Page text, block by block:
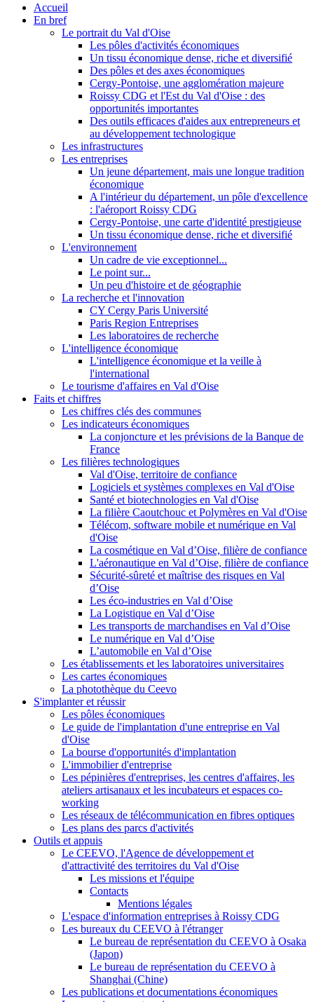
Accueil
En bref
Le portrait du Val d'Oise
Les pôles d'activités économiques
Un tissu économique dense, riche et diversifié
Des pôles et des axes économiques
Cergy-Pontoise, une agglomération majeure
Roissy CDG et l'Est du Val d'Oise : des
opportunités importantes
Des outils efficaces d'aides aux entrepreneurs et
au développement technologique
Les infrastructures
Les entreprises
Un jeune département, mais une longue tradition
économique
A l'intérieur du département, un pôle d'excellence
: l'aéroport Roissy CDG
Cergy-Pontoise, une carte d'identité prestigieuse
Un tissu économique dense, riche et diversifié
L'environnement
Un cadre de vie exceptionnel...
Le point sur...
Un peu d'histoire et de géographie
La recherche et l'innovation
CY Cergy Paris Université
Paris Region Entreprises
Les laboratoires de recherche
L'intelligence économique
L'intelligence économique et la veille à
l'international
Le tourisme d'affaires en Val d'Oise
Faits et chiffres
Les chiffres clés des communes
Les indicateurs économiques
La conjoncture et les prévisions de la Banque de
France
Les filières technologiques
Val d'Oise, territoire de confiance
Logiciels et systèmes complexes en Val d'Oise
Santé et biotechnologies en Val d'Oise
La filière Caoutchouc et Polymères en Val d'Oise
Télécom, software mobile et numérique en Val
d'Oise
La cosmétique en Val d’Oise, filière de confiance
L'aéronautique en Val d’Oise, filière de confiance
Sécurité-sûreté et maîtrise des risques en Val
d’Oise
Les éco-industries en Val d’Oise
La Logistique en Val d’Oise
Les transports de marchandises en Val d’Oise
Le numérique en Val d’Oise
L’automobile en Val d’Oise
Les établissements et les laboratoires universitaires
Les cartes économiques
La photothèque du Ceevo
S'implanter et réussir
Les pôles économiques
Le guide de l'implantation d'une entreprise en Val
d'Oise
La bourse d'opportunités d'implantation
L'immobilier d'entreprise
Les pépinières d'entreprises, les centres d'affaires, les
ateliers artisanaux et les incubateurs et espaces co-
working
Les réseaux de télécommunication en fibres optiques
Les plans des parcs d'activités
Outils et appuis
Le CEEVO, l'Agence de développement et
d'attractivité des territoires du Val d'Oise
Les missions et l'équipe
Contacts
Mentions légales
L'espace d'information entreprises à Roissy CDG
Les bureaux du CEEVO à l'étranger
Le bureau de représentation du CEEVO à Osaka
(Japon)
Le bureau de représentation du CEEVO à
Shanghai (Chine)
Les publications et documentations économiques